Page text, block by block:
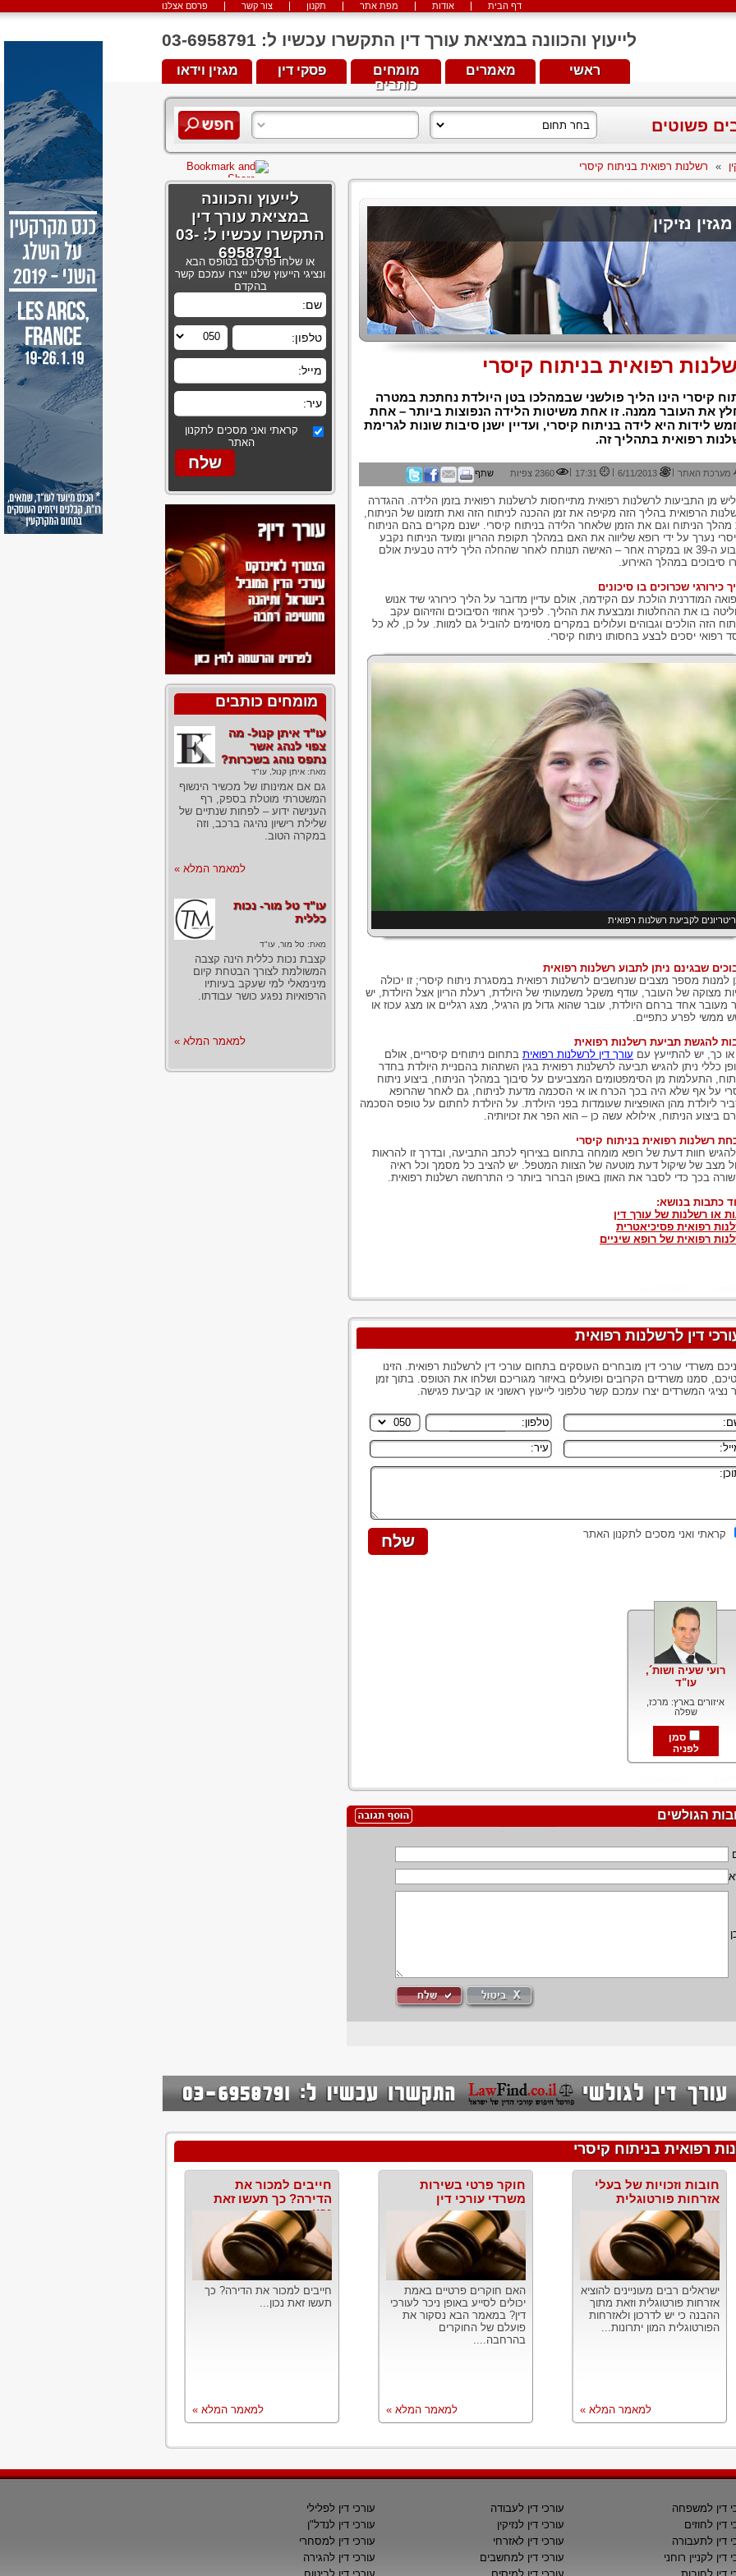
פרסם אצלנו צור קשר תקנון מפת אתר אודות דף הבית
לייעוץ והכוונה במציאת עורך דין התקשרו עכשיו ל: 03-6958791
מגזין וידאו פסקי דין
מומחים
כותבים
מאמרים ראשי
פשוטים
» רשלנות רפואית בניתוח קיסרי
מגזין נזיקין
רפואית בניתוח קיסרי
קיסרי הינו הליך פולשני שבמהלכו בטן היולדת נחתכת במטרה
את העובר ממנה. זו אחת משיטות הלידה הנפוצות ביותר – אחת
לידות היא לידה בניתוח קיסרי, ועדיין ישנן סיבות שונות לגרימת
רפואית בתהליך זה.
מערכת האתר |
6/11/2013
|
17:31
| 2360 צפיות שתף
מן התביעות לרשלנות רפואית מתייחסות לרשלנות רפואית בזמן הלידה. ההגדרה
הרפואית בהליך הזה מקיפה את זמן ההכנה לניתוח הזה ואת תזמונו של הניתוח,
הניתוח וגם את הזמן שלאחר הלידה בניתוח קיסרי. ישנם מקרים בהם הניתוח
נערך על ידי רופא שליווה את האם במהלך תקופת ההריון ומועד הניתוח נקבע
לשבוע ה-39 או במקרה אחר – האישה תנותח לאחר שהחלה הליך לידה טבעית אולם
סיבוכים במהלך האירוע.
כירורגי שכרוכים בו סיכונים
המודרנית הולכת עם הקידמה, אולם עדיין מדובר על הליך כירורגי שיד אנוש
בו את ההחלטות ומבצעת את ההליך. לפיכך אחוזי הסיבוכים והזיהום עקב
הזה הולכים וגבוהים ועלולים במקרים מסוימים להוביל גם למוות. על כן, לא כל
רפואי יסכים לבצע בחסותו ניתוח קיסרי.
לקביעת רשלנות רפואית
שבגינם ניתן לתבוע רשלנות רפואית
למנות מספר מצבים שנחשבים לרשלנות רפואית במסגרת ניתוח קיסרי; זו יכולה
מצוקה של העובר, עודף משקל משמעותי של היולדת, רעלת הריון אצל היולדת, יש
מעובר אחד ברחם היולדת, עובר שהוא גדול מן הרגיל, מצג רגליים או מצג עכוז או
ממשי לפרע כתפיים.
להגשת תביעת רשלנות רפואית
כך, יש להתייעץ עם עורך דין לרשלנות רפואית בתחום ניתוחים קיסריים, אולם
כללי ניתן להגיש תביעה לרשלנות רפואית בגין השתהות בהםניית היולדת בחדר
התעלמות מן הסימפטומים המצביעים על סיבוך במהלך הניתוח, ביצוע ניתוח
על אף שלא היה בכך הכרח או אי הסכמה מדעת לניתוח, גם לאחר שהרופא
ליולדת מהן האופציות שעומדות בפני היולדת. על היולדת לחתום על טופס הסכמה
ביצוע הניתוח, אילולא עשה כן – הוא הפר את זכויותיה.
רשלנות רפואית בניתוח קיסרי
חוות דעת של רופא מומחה בתחום בצירוף לכתב התביעה, ובדרך זו להראות
מצב של שיקול דעת מוטעה של הצוות המטפל. יש להציב כל מסמך וכל ראיה
בכך כדי לסבר את האוזן באופן הברור ביותר כי התרחשה רשלנות רפואית.
כתבות בנושא:
או רשלנות של עורך דין
רפואית פסיכיאטרית
רפואית של רופא שיניים
דין לרשלנות רפואית
משרדי עורכי דין מובחרים העוסקים בתחום עורכי דין לרשלנות רפואית. הזינו
סמנו משרדים הקרובים ופועלים באיזור מגוריכם ושלחו את הטופס. בתוך זמן
נציגי המשרדים יצרו עמכם קשר טלפוני לייעוץ ראשוני או קביעת פגישה.
קראתי ואני מסכים לתקנון האתר
רועי שעיה ושות´,
עו"ד
איזורים בארץ: מרכז,
שפלה
סמן
לפניה
הגולשים
לייעוץ והכוונה
במציאת עורך דין
התקשרו עכשיו ל: 03-
6958791
או שלחו פרטיכם בטופס הבא
ונציגי הייעוץ שלנו ייצרו עמכם קשר
בהקדם
קראתי ואני מסכים לתקנון
האתר
מומחים כותבים
עו"ד איתן קנול- מה
צפוי לנהג אשר
נתפס נוהג בשכרות?
מאת: איתן קנול, עו"ד
גם אם אמינותו של מכשיר הינשוף
המשטרתי מוטלת בספק, רף
הענישה ידוע – לפחות שנתיים של
שלילת רישיון נהיגה ברכב, וזה
במקרה הטוב.
למאמר המלא »
עו"ד טל מור- נכות
כללית
מאת: טל מור, עו"ד
קצבת נכות כללית הינה קצבה
המשולמת לצורך הבטחת קיום
מינימאלי למי שעקב בעיותיו
הרפואיות נפגע כושר עבודתו.
למאמר המלא »
רפואית בניתוח קיסרי
חובות וזכויות של בעלי
אזרחות פורטוגלית
ישראלים רבים מעוניינים להוציא
אזרחות פורטוגלית וזאת מתוך
ההבנה כי יש לדרכון ולאזרחות
הפורטוגלית המון יתרונות...
למאמר המלא »
חוקר פרטי בשירות
משרדי עורכי דין
האם חוקרים פרטיים באמת
יכולים לסייע באופן ניכר לעורכי
דין? במאמר הבא נסקור את
פועלם של החוקרים
בהרחבה....
למאמר המלא »
חייבים למכור את
הדירה? כך תעשו זאת
נכון
חייבים למכור את הדירה? כך
תעשו זאת נכון...
למאמר המלא »
דין למשפחה
דין לחוזים
דין לתעבורה
דין לקניין רוחני
עורכי דין לעבודה
עורכי דין לנזיקין
עורכי דין לאזרחי
עורכי דין למחשבים
עורכי דין לפלילי
עורכי דין לנדל"ן
עורכי דין למסחרי
עורכי דין להגירה